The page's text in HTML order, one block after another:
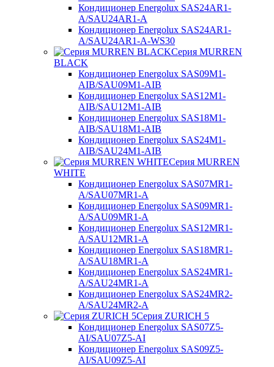
Кондиционер Energolux SAS24AR1-
A/SAU24AR1-A
Кондиционер Energolux SAS24AR1-
A/SAU24AR1-A-WS30
Серия MURREN
BLACK
Кондиционер Energolux SAS09M1-
AIB/SAU09M1-AIB
Кондиционер Energolux SAS12M1-
AIB/SAU12M1-AIB
Кондиционер Energolux SAS18M1-
AIB/SAU18M1-AIB
Кондиционер Energolux SAS24M1-
AIB/SAU24M1-AIB
Серия MURREN
WHITE
Кондиционер Energolux SAS07MR1-
A/SAU07MR1-A
Кондиционер Energolux SAS09MR1-
A/SAU09MR1-A
Кондиционер Energolux SAS12MR1-
A/SAU12MR1-A
Кондиционер Energolux SAS18MR1-
A/SAU18MR1-A
Кондиционер Energolux SAS24MR1-
A/SAU24MR1-A
Кондиционер Energolux SAS24MR2-
A/SAU24MR2-A
Серия ZURICH 5
Кондиционер Energolux SAS07Z5-
AI/SAU07Z5-AI
Кондиционер Energolux SAS09Z5-
AI/SAU09Z5-AI